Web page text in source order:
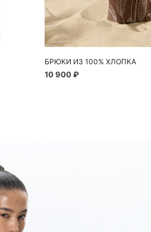
БРЮКИ ИЗ 100% ХЛОПКА
10 900 ₽